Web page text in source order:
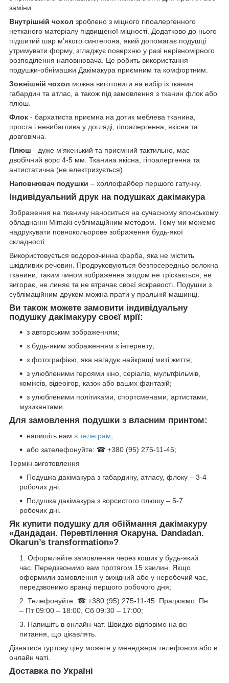
заміни.
Внутрішній чохол зроблено з міцного гіпоалергенного
нетканого матеріалу підвищеної міцності. Додатково до нього
підшитий шар мʼякого синтепона, який допомагає подушці
утримувати форму, згладжує поверхню у разі нерівномірного
розподілення наповнювача. Це робить використання
подушки-обнімашки Дакімакура приємним та комфортним.
Зовнішній чохол можна виготовити на вибір із тканин
габардин та атлас, а також під замовлення з тканин флок або
плюш.
Флок - бархатиста приємна на дотик меблева тканина,
проста і невибаглива у догляді, гіпоалергенна, якісна та
довговічна.
Плюш - дуже мʼякенький та приємний тактильно, має
двобічний ворс 4-5 мм. Тканина якісна, гіпоалергенна та
антистатична (не електризується).
Наповнювач подушки – холлофайбер першого гатунку.
Індивідуальний друк на подушках дакімакура
Зображення на тканину наноситься на сучасному японському
обладнанні Mimaki сублімаційним методом. Тому ми можемо
надрукувати повнокольорове зображення будь-якої
складності.
Використовується водорозчинна фарба, яка не містить
шкідливих речовин. Продруковуються безпосередньо волокна
тканини, таким чином зображення згодом не тріскається, не
вигорає, не линяє та не втрачає своєї яскравості. Подушки з
сублімаційним друком можна прати у пральній машинці.
Ви також можете замовити індивідуальну
подушку дакімакуру своєї мрії:
з авторським зображенням;
з будь-яким зображенням з інтернету;
з фотографією, яка нагадує найкращі миті життя;
з улюбленими героями кіно, серіалів, мультфільмів,
коміксів, відеоігор, казок або ваших фантазій;
з улюбленими політиками, спортсменами, артистами,
музикантами.
Для замовлення подушки з власним принтом:
напишіть нам в телеграм;
або зателефонуйте: ☎ +380 (95) 275-11-45;
Термін виготовлення
Подушка дакімакура з габардину, атласу, флоку – 3-4
робочих дні.
Подушка дакімакура з ворсистого плюшу – 5-7
робочих дні.
Як купити подушку для обіймання дакімакуру
«Дандадан. Перевтілення Окаруна. Dandadan.
Okarun’s transformation»?
Оформляйте замовлення через кошик у будь-який
час. Передзвонимо вам протягом 15 хвилин. Якщо
оформили замовлення у вихідний або у неробочий час,
передзвонимо вранці першого робочого дня;
Телефонуйте: ☎ +380 (95) 275-11-45. Працюємо: Пн
– Пт 09:00 – 18:00, Сб 09:30 – 17:00;
Напишіть в онлайн-чат. Швидко відповімо на всі
питання, що цікавлять.
Дізнатися гуртову ціну можете у менеджера телефоном або в
онлайн чаті.
Доставка по Україні